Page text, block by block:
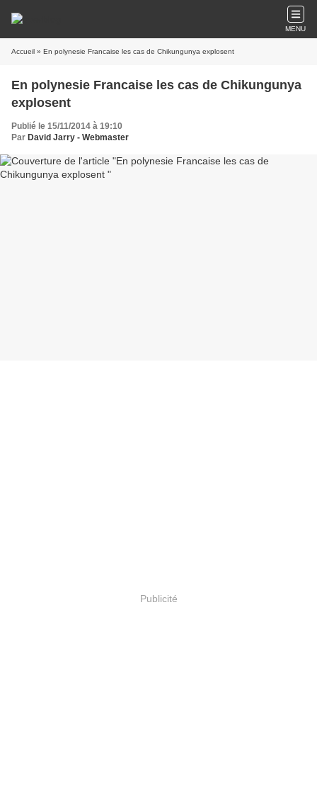
MENU
Accueil » En polynesie Francaise les cas de Chikungunya explosent
En polynesie Francaise les cas de Chikungunya
explosent
Publié le 15/11/2014 à 19:10
Par David Jarry - Webmaster
Publicité